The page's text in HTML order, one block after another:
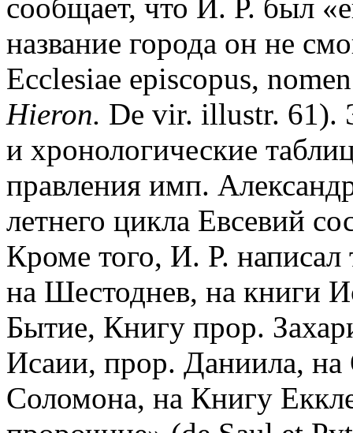
сообщает, что И. Р. был
название города он не
Ecclesiae episcopus,
Hieron. De vir. illustr. 61).
и хронологические
правления имп.
летнего цикла Евсевий
Кроме того, И. Р.
на Шестоднев, на книги
Бытие, Книгу прор.
Исаии, прор. Даниила,
Соломона, на Книгу